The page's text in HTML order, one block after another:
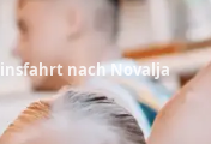
nach Novalja